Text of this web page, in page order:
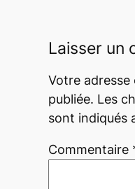
Laisser un
Votre adresse
publiée. Les
sont indiqués
Commentaire